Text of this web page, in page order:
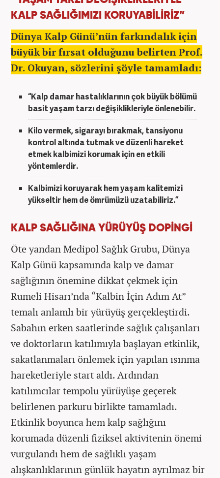
KALP SAĞLIĞIMIZI KORUYABİLİRİZ”
Dünya Kalp Günü’nün farkındalık için
büyük bir fırsat olduğunu belirten Prof.
Dr. Okuyan, sözlerini şöyle tamamladı:
“Kalp damar hastalıklarının çok büyük bölümü
basit yaşam tarzı değişiklikleriyle önlenebilir.
Kilo vermek, sigarayı bırakmak, tansiyonu
kontrol altında tutmak ve düzenli hareket
etmek kalbimizi korumak için en etkili
yöntemlerdir.
Kalbimizi koruyarak hem yaşam kalitemizi
yükseltir hem de ömrümüzü uzatabiliriz.”
KALP SAĞLIĞINA YÜRÜYÜŞ DOPİNGİ
Öte yandan Medipol Sağlık Grubu, Dünya
Kalp Günü kapsamında kalp ve damar
sağlığının önemine dikkat çekmek için
Rumeli Hisarı’nda “Kalbin İçin Adım At”
temalı anlamlı bir yürüyüş gerçekleştirdi.
Sabahın erken saatlerinde sağlık çalışanları
ve doktorların katılımıyla başlayan etkinlik,
sakatlanmaları önlemek için yapılan ısınma
hareketleriyle start aldı. Ardından
katılımcılar tempolu yürüyüşe geçerek
belirlenen parkuru birlikte tamamladı.
Etkinlik boyunca hem kalp sağlığını
korumada düzenli fiziksel aktivitenin önemi
vurgulandı hem de sağlıklı yaşam
alışkanlıklarının günlük hayatın ayrılmaz bir